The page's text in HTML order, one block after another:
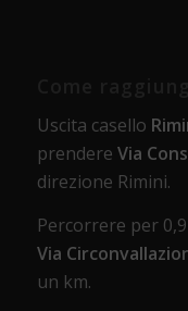
Uscita casello
prendere Via
direzione Rimini.
Percorrere per
Via
un km.